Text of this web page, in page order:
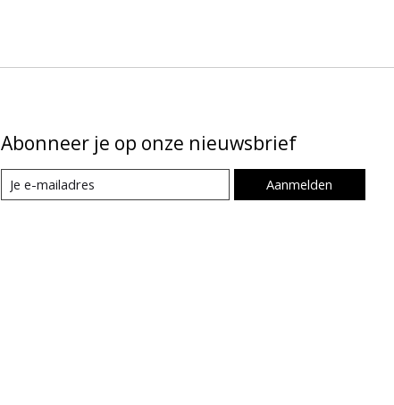
Abonneer je op onze nieuwsbrief
Aanmelden